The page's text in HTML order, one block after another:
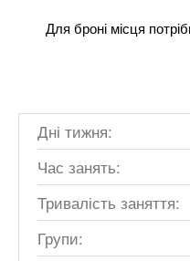
Для броні місця
Дні тижня:
Час занять:
Тривалість заняття:
Групи: